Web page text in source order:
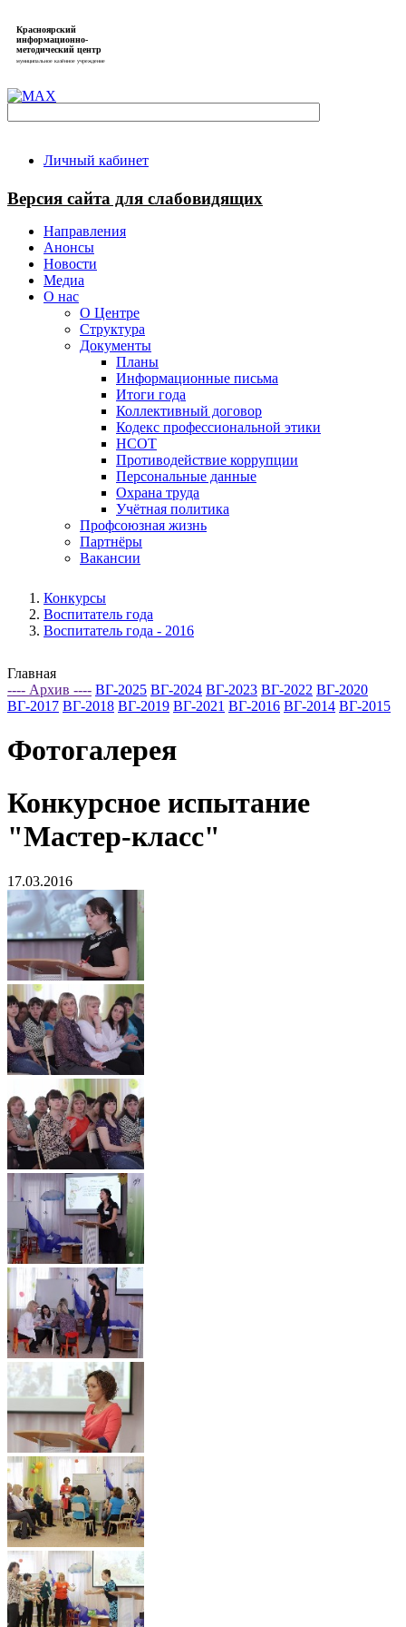
Красноярский
информационно-
методический центр
муниципальное казённое учреждение
Личный кабинет
Версия сайта для слабовидящих
Направления
Анонсы
Новости
Медиа
О нас
О Центре
Структура
Документы
Планы
Информационные письма
Итоги года
Коллективный договор
Кодекс профессиональной этики
НСОТ
Противодействие коррупции
Персональные данные
Охрана труда
Учётная политика
Профсоюзная жизнь
Партнёры
Вакансии
Конкурсы
Воспитатель года
Воспитатель года - 2016
Главная
---- Архив ---- ВГ-2025 ВГ-2024 ВГ-2023 ВГ-2022 ВГ-2020
ВГ-2017 ВГ-2018 ВГ-2019 ВГ-2021 ВГ-2016 ВГ-2014 ВГ-2015
Фотогалерея
Конкурсное испытание
"Мастер-класс"
17.03.2016